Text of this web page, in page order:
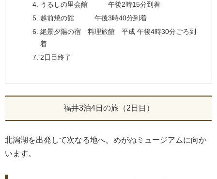
うるしの里会館 午後2時15分到着
越前焼の館 午後3時40分到着
絶景夕陽の宿 料理旅館 平成 午後4時30分ごろ到
着
2日目終了
福井3泊4日の旅（2日目）
北潟湖を出発して次なる地へ。めがねミュージアムに向か
います。